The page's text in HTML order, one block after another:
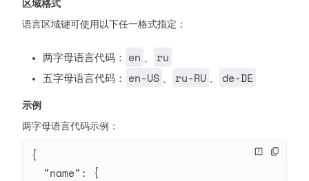
区域格式
语言区域键可使用以下任一格式指定：
两字母语言代码： en 、 ru
五字母语言代码： en-US 、 ru-RU 、 de-DE
示例
两字母语言代码示例：
{
  "name"
: {